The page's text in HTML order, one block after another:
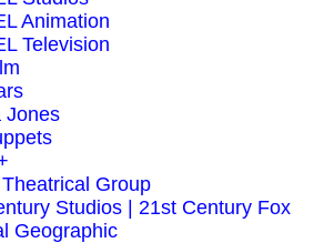
Animation
Television
Jones
Group
Studios | 21st Century Fox
Geographic